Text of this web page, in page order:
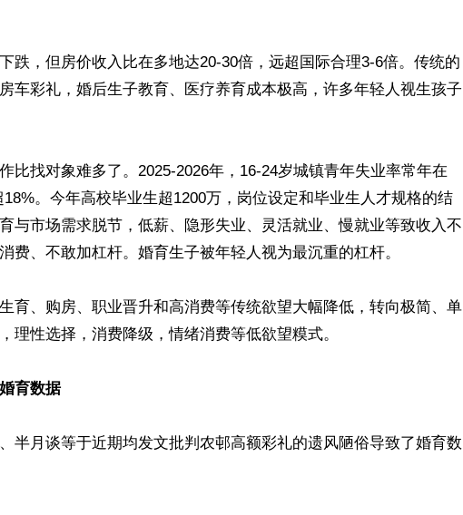
跌，但房价收入比在多地达20-30倍，远超国际合理3-6倍。传统的
车彩礼，婚后生子教育、医疗养育成本极高，许多年轻人视生孩子
比找对象难多了。2025-2026年，16-24岁城镇青年失业率常年在
。今年高校毕业生超1200万，岗位设定和毕业生人才规格的结
与市场需求脱节，低薪、隐形失业、灵活就业、慢就业等致收入不
费、不敢加杠杆。婚育生子被年轻人视为最沉重的杠杆。
育、购房、职业晋升和高消费等传统欲望大幅降低，转向极简、单
理性选择，消费降级，情绪消费等低欲望糢式。
育数据
半月谈等于近期均发文批判农邨高额彩礼的遗风陋俗导致了婚育数